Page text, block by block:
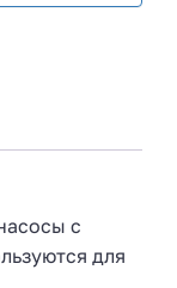
с
для